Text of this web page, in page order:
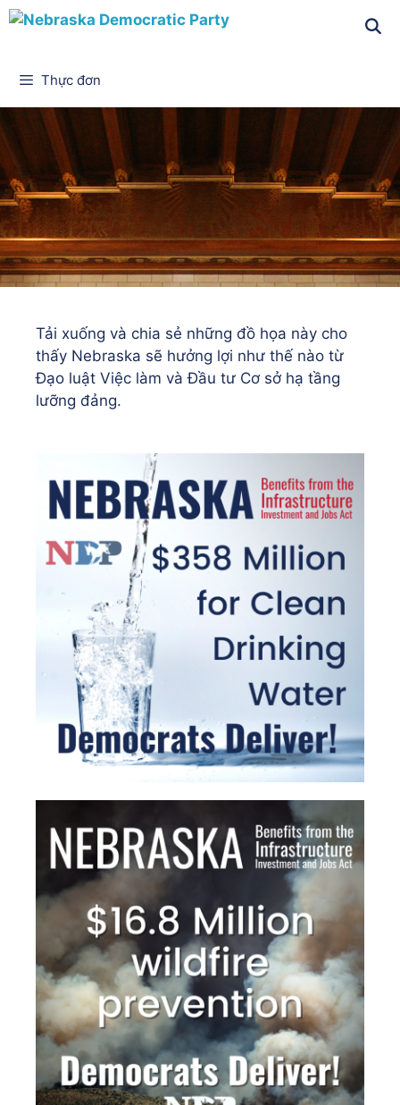
Thực đơn
Tải xuống và chia sẻ những đồ họa này cho
thấy Nebraska sẽ hưởng lợi như thế nào từ
Đạo luật Việc làm và Đầu tư Cơ sở hạ tầng
lưỡng đảng.